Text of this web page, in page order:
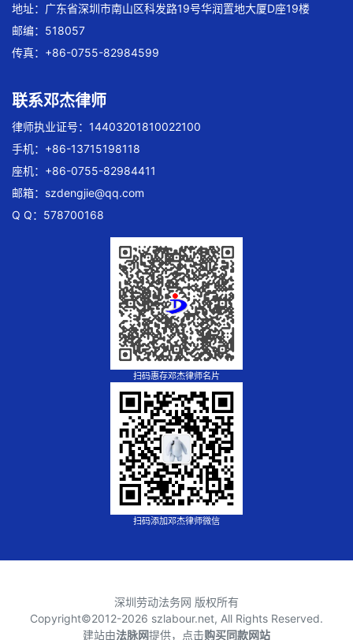
地址：广东省深圳市南山区科发路19号华润置地大厦D座19楼
邮编：518057
传真：+86-0755-82984599
联系邓杰律师
律师执业证号：14403201810022100
手机：+86-13715198118
座机：+86-0755-82984411
邮箱： szdengjie@qq.com
Q Q：578700168
扫码惠存邓杰律师名片
扫码添加邓杰律师微信
深圳劳动法务网 版权所有
Copyright©2012-2026 szlabour.net, All Rights Reserved.
建站由法脉网提供，点击购买同款网站